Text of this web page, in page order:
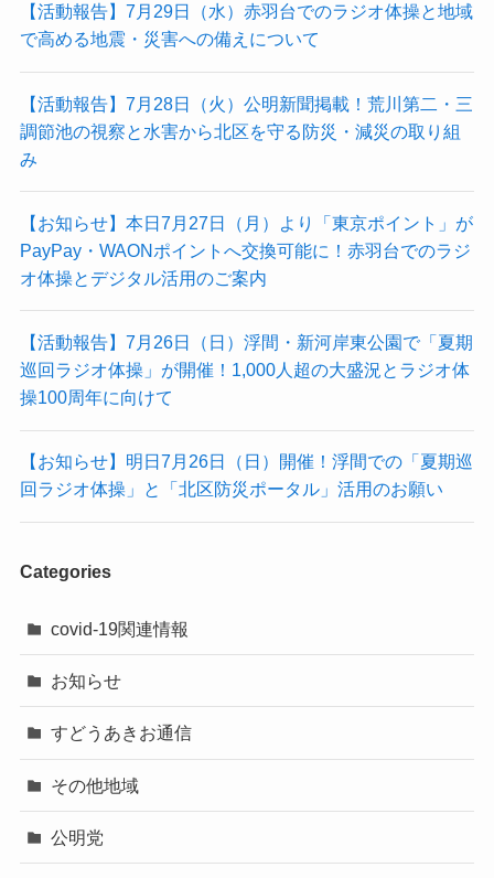
【活動報告】7月29日（水）赤羽台でのラジオ体操と地域
で高める地震・災害への備えについて
【活動報告】7月28日（火）公明新聞掲載！荒川第二・三
調節池の視察と水害から北区を守る防災・減災の取り組
み
【お知らせ】本日7月27日（月）より「東京ポイント」が
PayPay・WAONポイントへ交換可能に！赤羽台でのラジ
オ体操とデジタル活用のご案内
【活動報告】7月26日（日）浮間・新河岸東公園で「夏期
巡回ラジオ体操」が開催！1,000人超の大盛況とラジオ体
操100周年に向けて
【お知らせ】明日7月26日（日）開催！浮間での「夏期巡
回ラジオ体操」と「北区防災ポータル」活用のお願い
Categories
covid-19関連情報
お知らせ
すどうあきお通信
その他地域
公明党